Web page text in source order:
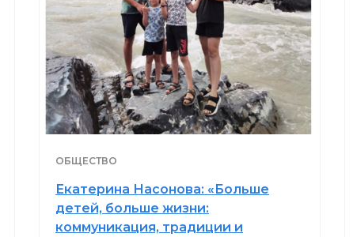
ОБЩЕСТВО
Екатерина Насонова: «Больше
детей, больше жизни:
коммуникация, традиции и